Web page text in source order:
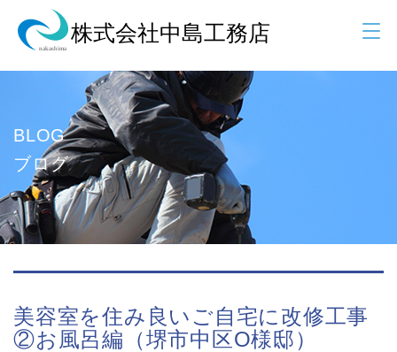
BLOG
ブログ
美容室を住み良いご自宅に改修工事
②お風呂編（堺市中区O様邸）